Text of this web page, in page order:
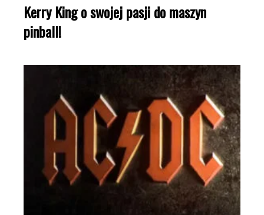
Kerry King o swojej pasji do maszyn
pinball!